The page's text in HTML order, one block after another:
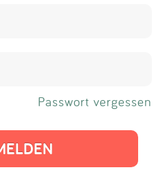
Passwort vergessen